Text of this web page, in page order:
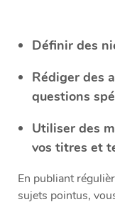
Définir des
Rédiger des
questions
Utiliser des
vos titres et
En publiant
sujets pointus,